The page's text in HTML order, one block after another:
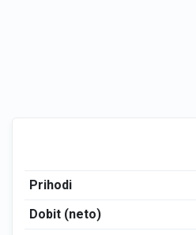
Prihodi
Dobit (neto)